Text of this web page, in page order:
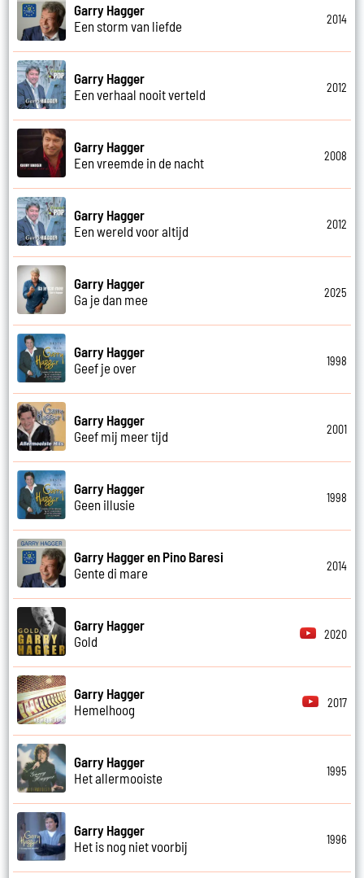
Garry Hagger
Een storm van liefde
2014
Garry Hagger
Een verhaal nooit verteld
2012
Garry Hagger
Een vreemde in de nacht
2008
Garry Hagger
Een wereld voor altijd
2012
Garry Hagger
Ga je dan mee
2025
Garry Hagger
Geef je over
1998
Garry Hagger
Geef mij meer tijd
2001
Garry Hagger
Geen illusie
1998
Garry Hagger en Pino Baresi
Gente di mare
2014
Garry Hagger
Gold
2020
Garry Hagger
Hemelhoog
2017
Garry Hagger
Het allermooiste
1995
Garry Hagger
Het is nog niet voorbij
1996